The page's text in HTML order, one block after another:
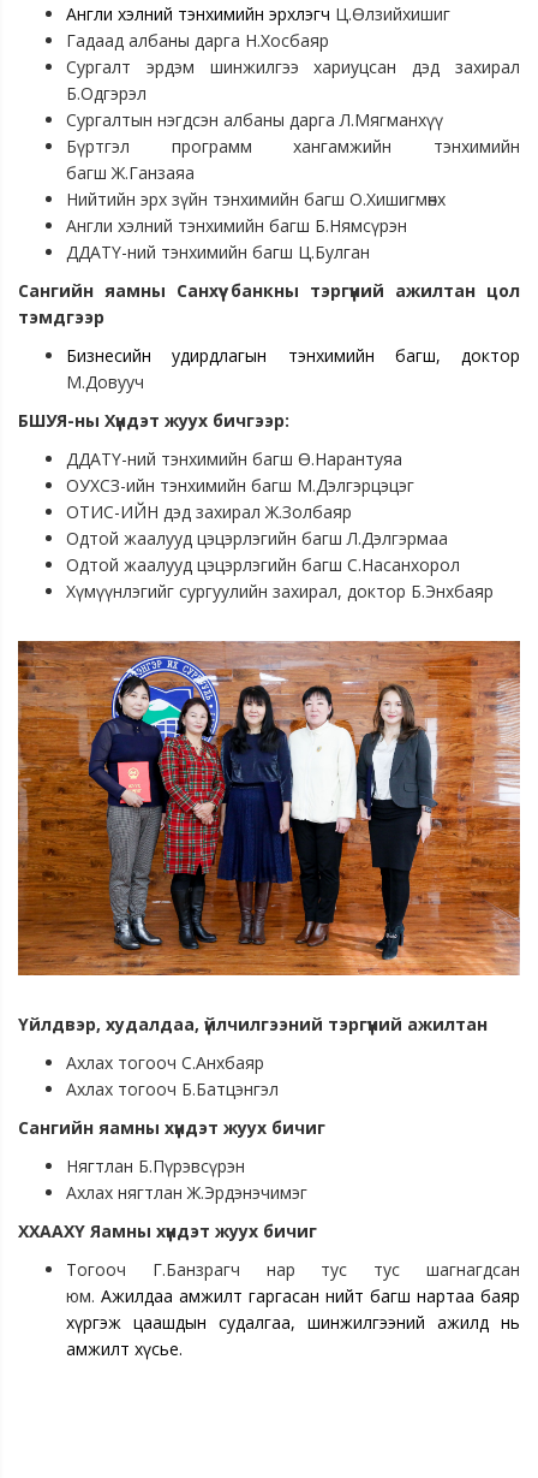
Англи хэлний тэнхимийн эрхлэгч Ц.Өлзийхишиг
Гадаад албаны дарга Н.Хосбаяр
Сургалт эрдэм шинжилгээ хариуцсан дэд захирал
Б.Одгэрэл
Сургалтын нэгдсэн албаны дарга Л.Мягманхүү
Бүртгэл программ хангамжийн тэнхимийн
багш Ж.Ганзаяа
Нийтийн эрх зүйн тэнхимийн багш О.Хишигмөнх
Англи хэлний тэнхимийн багш Б.Нямсүрэн
ДДАТҮ-ний тэнхимийн багш Ц.Булган
Сангийн яамны Санхүү банкны тэргүүний ажилтан цол
тэмдгээр
Бизнесийн удирдлагын тэнхимийн багш, доктор
М.Довууч
БШУЯ-ны Хүндэт жуух бичгээр:
ДДАТҮ-ний тэнхимийн багш Ө.Нарантуяа
ОУХСЗ-ийн тэнхимийн багш М.Дэлгэрцэцэг
ОТИС-ИЙН дэд захирал Ж.Золбаяр
Одтой жаалууд цэцэрлэгийн багш Л.Дэлгэрмаа
Одтой жаалууд цэцэрлэгийн багш С.Насанхорол
Хүмүүнлэгийг сургуулийн захирал, доктор Б.Энхбаяр
Үйлдвэр, худалдаа, үйлчилгээний тэргүүний ажилтан
Ахлах тогооч С.Анхбаяр
Ахлах тогооч Б.Батцэнгэл
Сангийн яамны хүндэт жуух бичиг
Нягтлан Б.Пүрэвсүрэн
Ахлах нягтлан Ж.Эрдэнэчимэг
ХХААХҮ Яамны хүндэт жуух бичиг
Тогооч Г.Банзрагч нар тус тус шагнагдсан
юм. Ажилдаа амжилт гаргасан нийт багш нартаа баяр
хүргэж цаашдын судалгаа, шинжилгээний ажилд нь
амжилт хүсье.